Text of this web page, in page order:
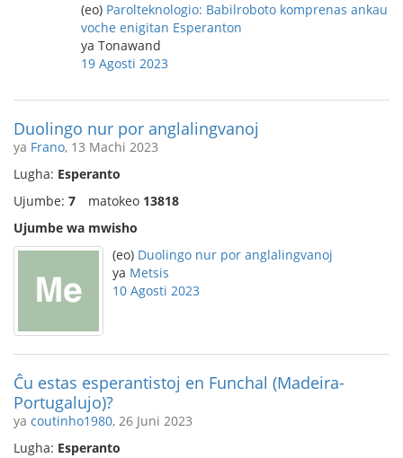
(eo) Parolteknologio: Babilroboto komprenas ankau
voche enigitan Esperanton
ya Tonawand
19 Agosti 2023
Duolingo nur por anglalingvanoj
ya Frano, 13 Machi 2023
Lugha: Esperanto
Ujumbe: 7 matokeo 13818
Ujumbe wa mwisho
(eo) Duolingo nur por anglalingvanoj
ya Metsis
10 Agosti 2023
Ĉu estas esperantistoj en Funchal (Madeira-
Portugalujo)?
ya coutinho1980, 26 Juni 2023
Lugha: Esperanto